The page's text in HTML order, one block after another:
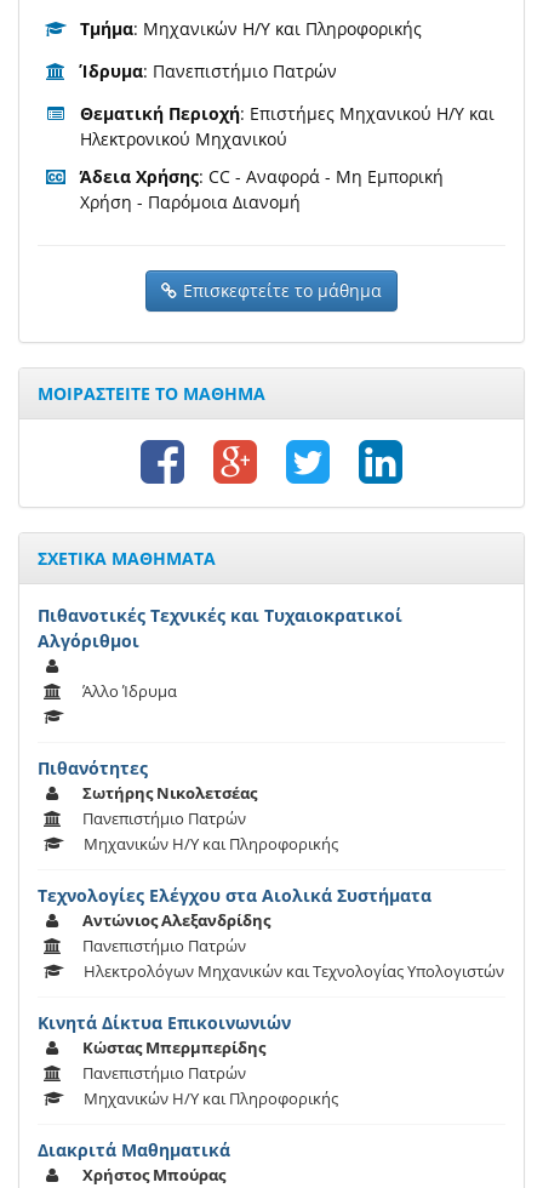
Τμήμα: Μηχανικών Η/Υ και Πληροφορικής
Ίδρυμα: Πανεπιστήμιο Πατρών
Θεματική Περιοχή: Επιστήμες Μηχανικού Η/Υ και
Ηλεκτρονικού Μηχανικού
Άδεια Χρήσης: CC - Αναφορά - Μη Εμπορική
Χρήση - Παρόμοια Διανομή
Επισκεφτείτε το μάθημα
ΜΟΙΡΑΣΤΕΙΤΕ ΤΟ ΜΑΘΗΜΑ
ΣΧΕΤΙΚΑ ΜΑΘΗΜΑΤΑ
Πιθανοτικές Τεχνικές και Τυχαιοκρατικοί
Αλγόριθμοι
Άλλο Ίδρυμα
Πιθανότητες
Σωτήρης Νικολετσέας
Πανεπιστήμιο Πατρών
Μηχανικών Η/Υ και Πληροφορικής
Τεχνολογίες Ελέγχου στα Αιολικά Συστήματα
Αντώνιος Αλεξανδρίδης
Πανεπιστήμιο Πατρών
Ηλεκτρολόγων Μηχανικών και Τεχνολογίας Υπολογιστών
Κινητά Δίκτυα Επικοινωνιών
Κώστας Μπερμπερίδης
Πανεπιστήμιο Πατρών
Μηχανικών Η/Υ και Πληροφορικής
Διακριτά Μαθηματικά
Χρήστος Μπούρας